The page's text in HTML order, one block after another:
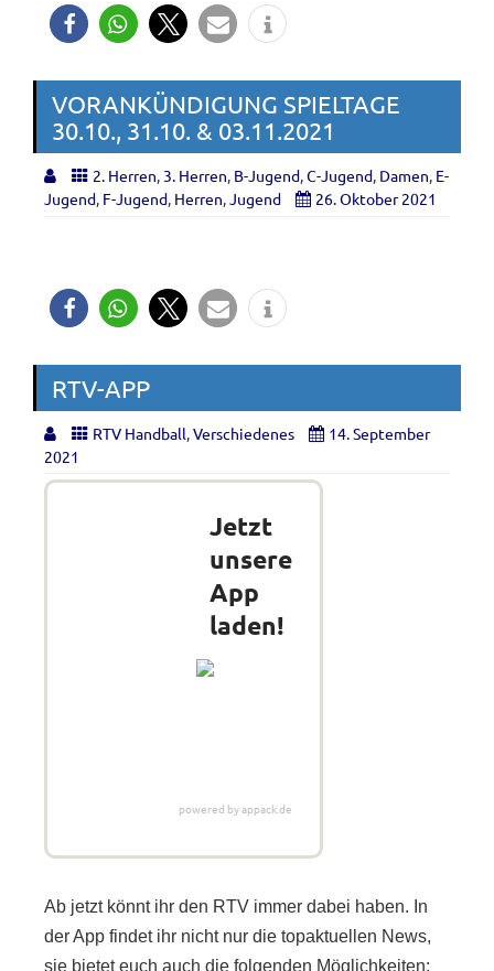
VORANKÜNDIGUNG SPIELTAGE
30.10., 31.10. & 03.11.2021
2. Herren, 3. Herren, B-Jugend,C-Jugend, Damen, E-
Jugend, F-Jugend, Herren,Jugend 26. Oktober 2021
RTV-APP
RTV Handball,Verschiedenes
14. September
2021
Jetzt
unsere
App
laden!
powered by appack.de
Ab jetzt könnt ihr den RTV immer dabei haben. In
der App findet ihr nicht nur die topaktuellen News,
sie bietet euch auch die folgenden Möglichkeiten: